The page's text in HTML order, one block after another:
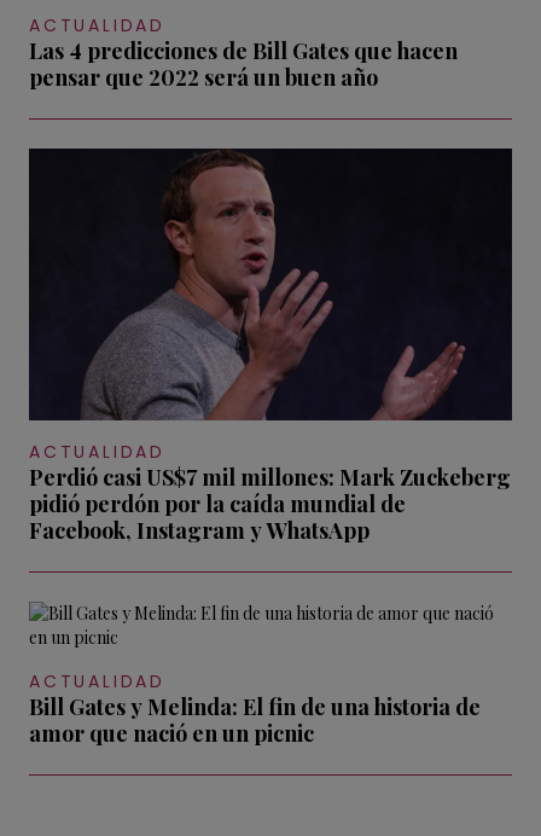
ACTUALIDAD
Las 4 predicciones de Bill Gates que hacen
pensar que 2022 será un buen año
ACTUALIDAD
Perdió casi US$7 mil millones: Mark Zuckeberg
pidió perdón por la caída mundial de
Facebook, Instagram y WhatsApp
ACTUALIDAD
Bill Gates y Melinda: El fin de una historia de
amor que nació en un picnic